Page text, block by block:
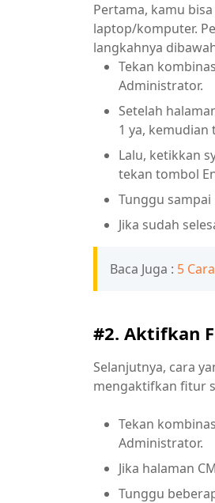
Pertama, kamu
laptop/komputer.
langkahnya
Tekan
Administrator.
Setelah
1 ya,
Lalu, ketikkan
tekan tombol
Tunggu sampai
Jika sudah
Baca Juga : 5
#2. Aktifkan
Selanjutnya, cara
mengaktifkan fitur
Tekan
Administrator.
Jika halaman
Tunggu